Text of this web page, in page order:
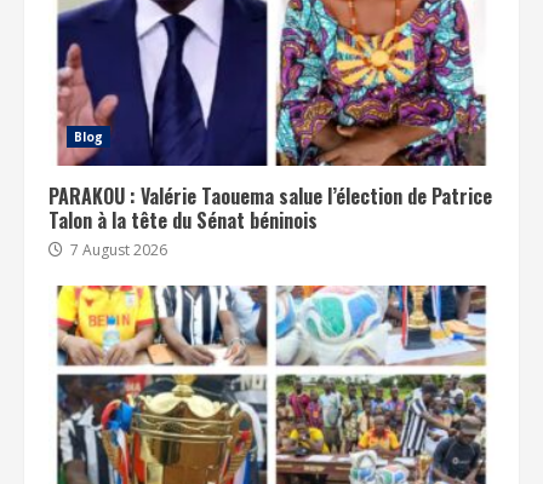
Blog
PARAKOU : Valérie Taouema salue l’élection de Patrice
Talon à la tête du Sénat béninois
7 August 2026